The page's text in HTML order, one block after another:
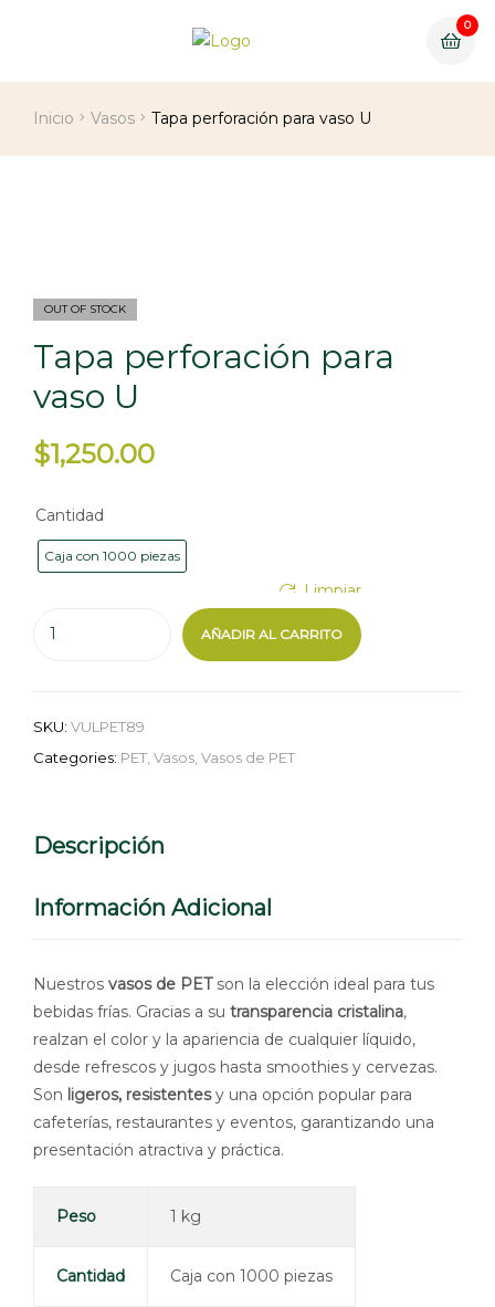
0
Inicio Vasos Tapa perforación para vaso U
OUT OF STOCK
Tapa perforación para
vaso U
$1,250.00
Cantidad
Caja con 1000 piezas
Limpiar
AÑADIR AL CARRITO
SKU: VULPET89
Categories: PET Vasos Vasos de PET
Descripción
Información Adicional
Nuestros vasos de PETson la elección ideal para tus
bebidas frías. Gracias a su transparencia cristalina,
realzan el color y la apariencia de cualquier líquido,
desde refrescos y jugos hasta smoothies y cervezas.
Son ligeros, resistentesy una opción popular para
cafeterías, restaurantes y eventos, garantizando una
presentación atractiva y práctica.
Peso 1 kg
Cantidad Caja con 1000 piezas